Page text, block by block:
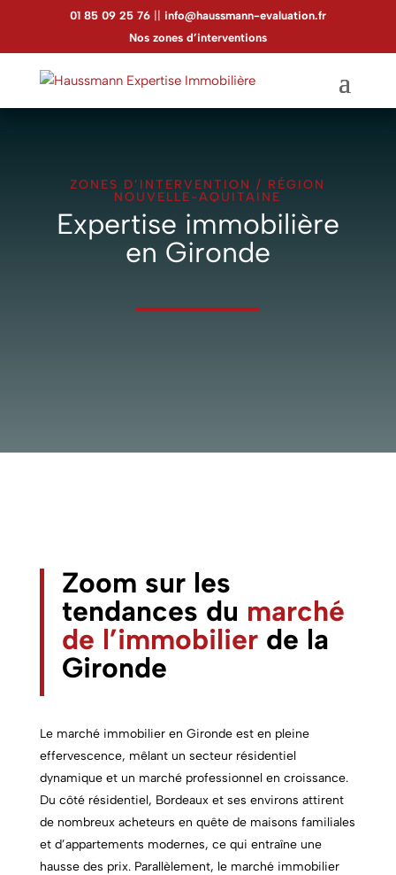
01 85 09 25 76|| info@haussmann-evaluation.fr
Nos zones d’interventions
ZONES D’INTERVENTION / RÉGION
NOUVELLE-AQUITAINE
Expertise immobilière
en Gironde
Zoom sur les
tendances du marché
de l’immobilierde la
Gironde
Le marché immobilier en Gironde est en pleine
effervescence, mêlant un secteur résidentiel
dynamique et un marché professionnel en croissance.
Du côté résidentiel, Bordeaux et ses environs attirent
de nombreux acheteurs en quête de maisons familiales
et d’appartements modernes, ce qui entraîne une
hausse des prix. Parallèlement, le marché immobilier